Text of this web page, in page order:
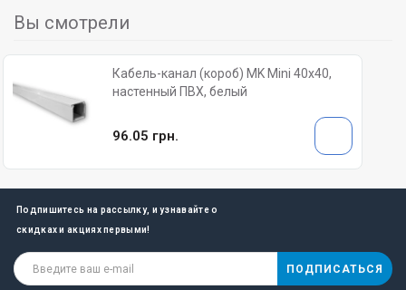
Вы смотрели
Кабель-канал (короб) MK Mini 40х40,
настенный ПВХ, белый
96.05 грн.
Подпишитесь на рассылку, и узнавайте о
скидках и акциях первыми!
ПОДПИСАТЬСЯ